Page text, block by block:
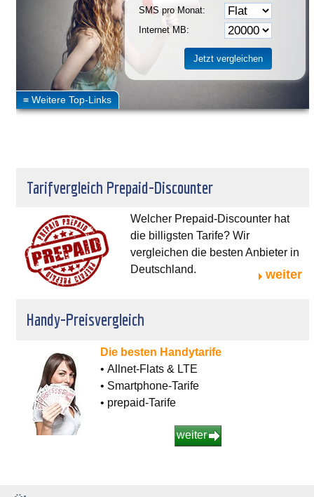
SMS pro Monat:
Internet MB:
Tarifvergleich Prepaid-Discounter
Welcher Prepaid-Discounter hat
die billigsten Tarife? Wir
vergleichen die besten Anbieter in
Deutschland.
weiter
Handy-Preisvergleich
Die besten Handytarife
• Allnet-Flats & LTE
• Smartphone-Tarife
• prepaid-Tarife
weiter